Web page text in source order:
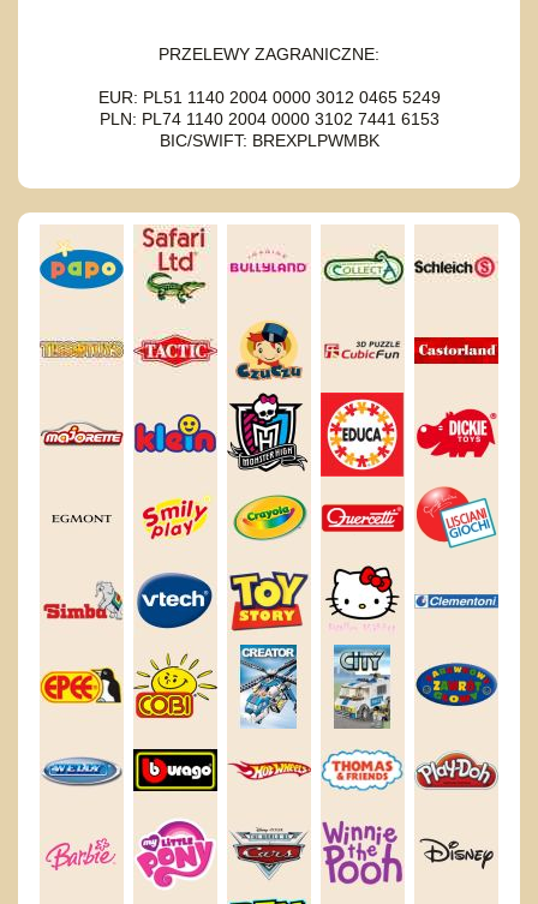
PRZELEWY ZAGRANICZNE:
EUR: PL51 1140 2004 0000 3012 0465 5249
PLN: PL74 1140 2004 0000 3102 7441 6153
BIC/SWIFT: BREXPLPWMBK